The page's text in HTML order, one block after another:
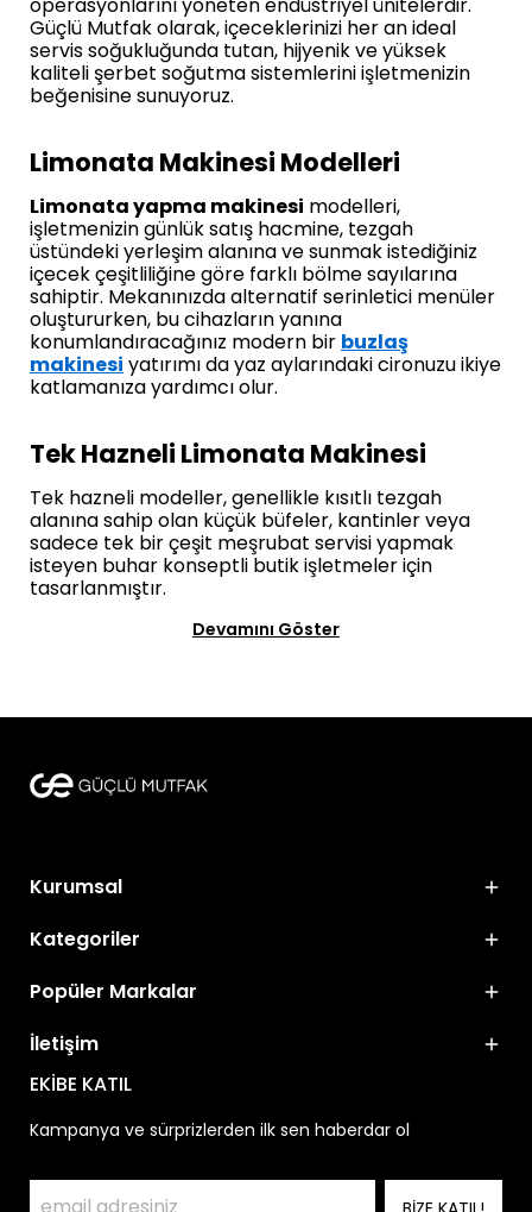
Güçlü Mutfak olarak, içeceklerinizi her an ideal
servis soğukluğunda tutan, hijyenik ve yüksek
kaliteli şerbet soğutma sistemlerini işletmenizin
beğenisine sunuyoruz.
Limonata Makinesi Modelleri
Limonata yapma makinesi modelleri,
işletmenizin günlük satış hacmine, tezgah
üstündeki yerleşim alanına ve sunmak istediğiniz
içecek çeşitliliğine göre farklı bölme sayılarına
sahiptir. Mekanınızda alternatif serinletici menüler
oluştururken, bu cihazların yanına
konumlandıracağınız modern bir buzlaş
makinesi yatırımı da yaz aylarındaki cironuzu ikiye
katlamanıza yardımcı olur.
Tek Hazneli Limonata Makinesi
Tek hazneli modeller, genellikle kısıtlı tezgah
alanına sahip olan küçük büfeler, kantinler veya
sadece tek bir çeşit meşrubat servisi yapmak
isteyen buhar konseptli butik işletmeler için
tasarlanmıştır.
Devamını Göster
Kurumsal
Kategoriler
Popüler Markalar
İletişim
EKİBE KATIL
Kampanya ve sürprizlerden ilk sen haberdar ol